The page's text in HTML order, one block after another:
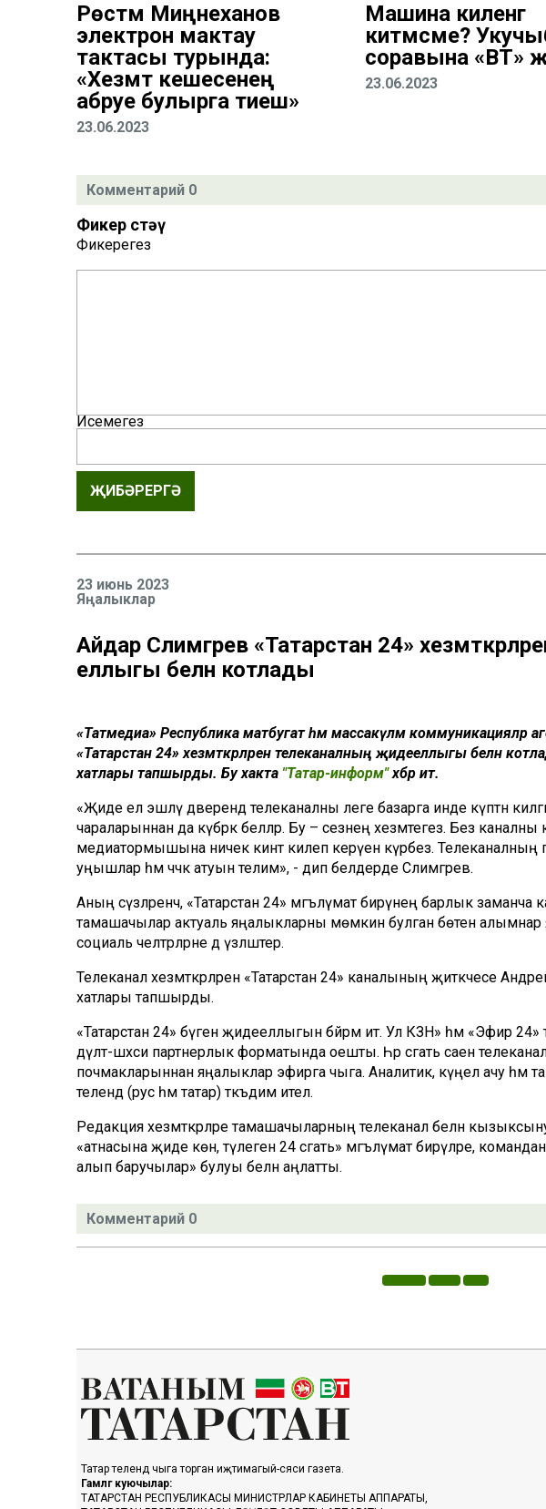
Рөстәм Миңнеханов
электрон мактау
тактасы турында:
«Хезмәт кешесенең
абруе булырга тиеш»
23.06.2023
Машина киленгә
китмәсме?
соравына «ВТ»
23.06.2023
Комментарий 0
Фикер өстәү
Фикерегез
Исемегез
ҖИБӘРЕРГӘ
23 июнь 2023
Яңалыклар
Айдар Сәлимгәрәев «Татарстан 24»
еллыгы белән котлады
«Татмедиа» Республика матбугат һәм массакүләм коммуникацияләр
«Татарстан 24» хезмәткәрләрен телеканалның җидееллыгы белән
хатлары тапшырды. Бу хакта "Татар-информ"хәбәр итә.
«Җиде ел эшләү дәверендә телеканалны әлеге базарга инде күптән
чараларыннан да күбрәк беләләр. Бу – сезнең хезмәтегез. Без
медиатормышына ничек кинәт килеп керүен күрәбез. Телеканалның
уңышлар һәм чәчәк атуын телим», - дип белдерде Сәлимгәрәев.
Аның сүзләренчә, «Татарстан 24» мәгълүмат бирүнең барлык заманча
тамашачылар актуаль яңалыкларны мөмкин булган бөтен алымнар
социаль челтәрләрне дә үзләштерә.
Телеканал хезмәткәрләрен «Татарстан 24» каналының җитәкчесе
хатлары тапшырды.
«Татарстан 24» бүген җидееллыгын бәйрәм итә. Ул КЗН» һәм «Эфир 24»
дәүләт-шәхси партнерлык форматында оешты. Һәр сәгать саен
почмакларыннан яңалыклар эфирга чыга. Аналитик, күңел ачу һәм
телендә (рус һәм татар) тәкъдим ителә.
Редакция хезмәткәрләре тамашачыларның телеканал белән
«атнасына җиде көн, тәүлегенә 24 сәгать» мәгълүмат бирүләре,
алып баручылар» булуы белән аңлатты.
Комментарий 0
Татар телендә чыга торган иҗтимагый-сәяси газета.
Гамәлгә куючылар:
ТАТАРСТАН РЕСПУБЛИКАСЫ МИНИСТРЛАР КАБИНЕТЫ АППАРАТЫ,